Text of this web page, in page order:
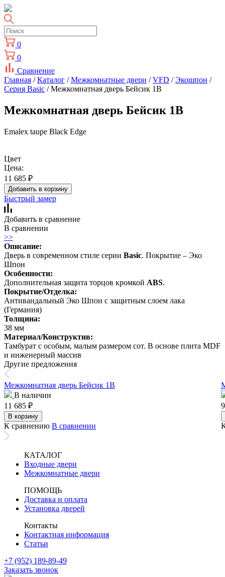
0
0
Сравнение
Главная /Каталог /Межкомнатные двери /VFD /Экошпон /
Серия Basic / Межкомнатная дверь Бейсик 1В
Межкомнатная дверь Бейсик 1В
Emalex taupe Black Edge
Цвет
Цена:
11 685 ₽
Добавить в корзину
Быстрый замер
Добавить в сравнение
В сравнении
>>
Описание:
Дверь в современном стиле серии Basic. Покрытие – Эко
Шпон
Особенности:
Дополнительная защита торцов кромкой ABS.
Покрытие/Отделка:
Антивандальный Эко Шпон с защитным слоем лака
(Германия)
Толщина:
38 мм
Материал/Конструктив:
Тамбурат с особым, малым размером сот. В основе плита MDF
и инженерный массив
Другие предложения
Межкомнатная дверь Бейсик 1В
В наличии
11 685 ₽
В корзину
К сравнению В сравнении
КАТАЛОГ
Входные двери
Межкомнатные двери
ПОМОЩЬ
Доставка и оплата
Установка дверей
Контакты
Контактная информация
Статьи
+7 (952) 189-89-49
Заказать звонок